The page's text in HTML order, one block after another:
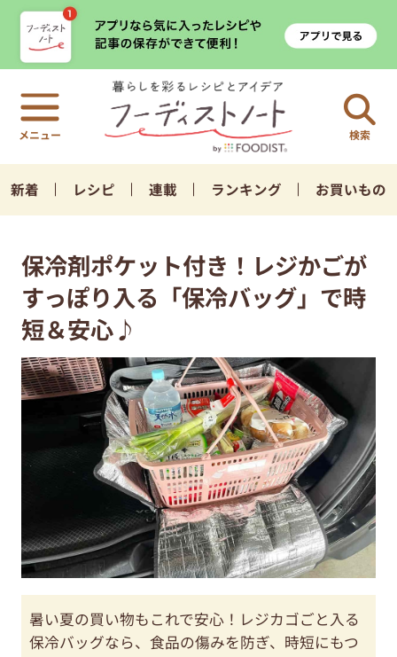
検索
新着 レシピ 連載 ランキング お買いもの
保冷剤ポケット付き！レジかごが
すっぽり入る「保冷バッグ」で時
短＆安心♪
暑い夏の買い物もこれで安心！レジカゴごと入る
保冷バッグなら、食品の傷みを防ぎ、時短にもつ